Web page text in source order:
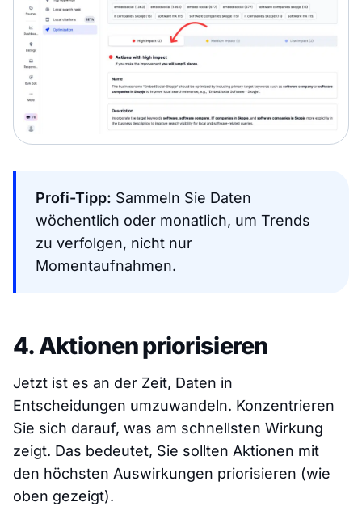
Profi-Tipp: Sammeln Sie Daten
wöchentlich oder monatlich, um Trends
zu verfolgen, nicht nur
Momentaufnahmen.
4. Aktionen priorisieren
Jetzt ist es an der Zeit, Daten in
Entscheidungen umzuwandeln. Konzentrieren
Sie sich darauf, was am schnellsten Wirkung
zeigt. Das bedeutet, Sie sollten Aktionen mit
den höchsten Auswirkungen priorisieren (wie
oben gezeigt).